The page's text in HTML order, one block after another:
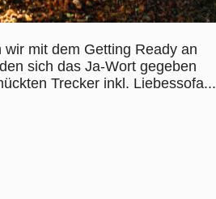
mit dem Getting Ready an
sich das Ja-Wort gegeben
Trecker inkl. Liebessofa...